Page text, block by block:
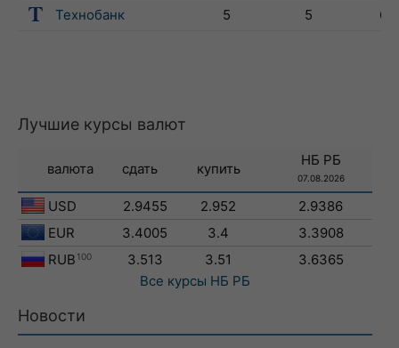
Технобанк
5 5 61
Лучшие курсы валют
валюта сдать купить
НБ РБ
07.08.2026
USD 2.9455 2.952
2.9386
EUR
3.4005 3.4
3.3908
RUB 100 3.513 3.51
3.6365
Все курсы НБ РБ
Новости